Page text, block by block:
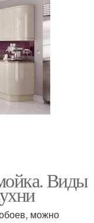
Виды
можно